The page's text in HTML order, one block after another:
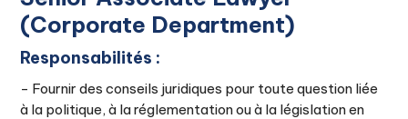
(Corporate Department)
Responsabilités :
- Fournir des conseils juridiques pour toute question liée
à la politique, à la réglementation ou à la législation en